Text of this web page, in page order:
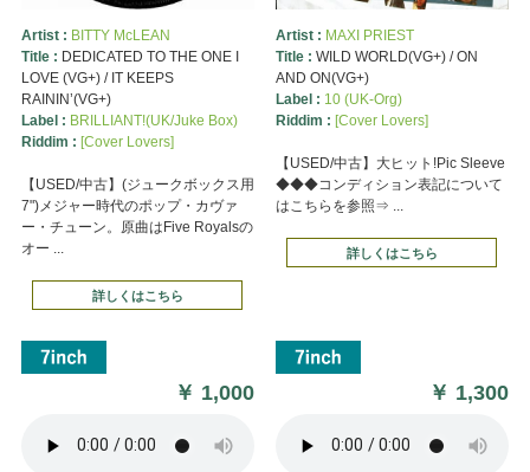
Artist : BITTY McLEAN
Title : DEDICATED TO THE ONE I
LOVE (VG+) / IT KEEPS
RAININ’(VG+)
Label : BRILLIANT!(UK/Juke Box)
Riddim : [Cover Lovers]
【USED/中古】(ジュークボックス用
7")メジャー時代のポップ・カヴァ
ー・チューン。原曲はFive Royalsの
オー ...
詳しくはこちら
￥ 1,000
Artist : MAXI PRIEST
Title : WILD WORLD(VG+) / ON
AND ON(VG+)
Label : 10 (UK-Org)
Riddim : [Cover Lovers]
【USED/中古】大ヒット!Pic Sleeve
◆◆◆コンディション表記について
はこちらを参照⇒ ...
詳しくはこちら
￥ 1,300